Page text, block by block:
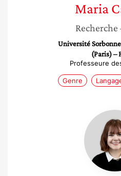
Maria
Recherche
Université
(Paris) –
Professeure
Genre